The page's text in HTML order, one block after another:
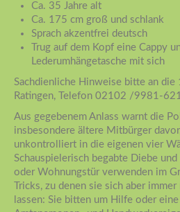
Ca. 35 Jahre alt
Ca. 175 cm groß und schlank
Sprach akzentfrei deutsch
Trug auf dem Kopf eine Cappy
Lederumhängetasche mit sich
Sachdienliche Hinweise bitte an
Ratingen, Telefon 02102 /9981-
Aus gegebenem Anlass warnt die
insbesondere ältere Mitbürger
unkontrolliert in die eigenen vier
Schauspielerisch begabte Diebe
oder Wohnungstür verwenden im
Tricks, zu denen sie sich aber
lassen: Sie bitten um Hilfe oder